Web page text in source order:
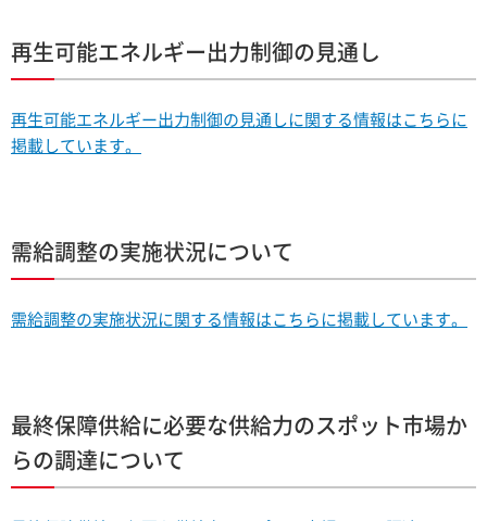
再生可能エネルギー出力制御の見通し
再生可能エネルギー出力制御の見通しに関する情報はこちらに
掲載しています。
需給調整の実施状況について
需給調整の実施状況に関する情報はこちらに掲載しています。
最終保障供給に必要な供給力のスポット市場か
らの調達について